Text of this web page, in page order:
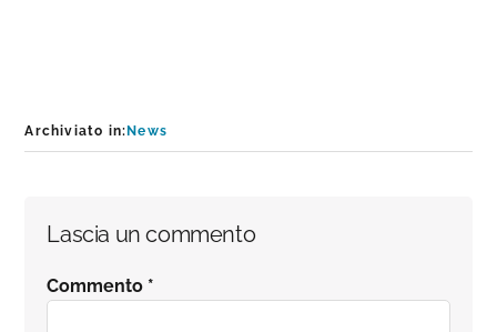
Archiviato in: News
Interazioni
del
Lascia un commento
Commento *